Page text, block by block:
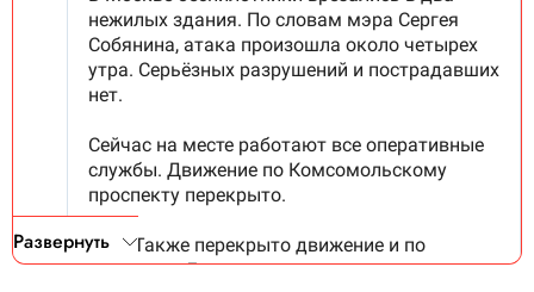
Развернуть